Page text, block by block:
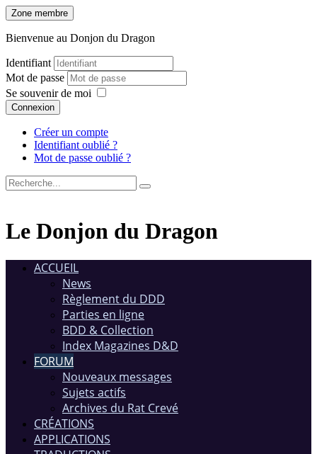
Zone membre
Bienvenue au Donjon du Dragon
Identifiant
Mot de passe
Se souvenir de moi
Connexion
Créer un compte
Identifiant oublié ?
Mot de passe oublié ?
Le Donjon du Dragon
ACCUEIL
News
Règlement du DDD
Parties en ligne
BDD & Collection
Index Magazines D&D
FORUM
Nouveaux messages
Sujets actifs
Archives du Rat Crevé
CRÉATIONS
APPLICATIONS